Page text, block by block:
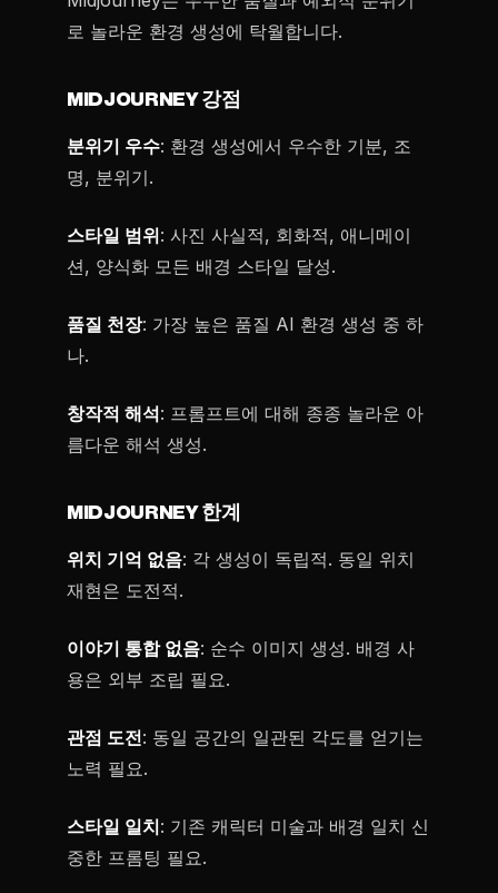
로 놀라운 환경 생성에 탁월합니다.
MIDJOURNEY 강점
분위기 우수: 환경 생성에서 우수한 기분, 조
명, 분위기.
스타일 범위: 사진 사실적, 회화적, 애니메이
션, 양식화 모든 배경 스타일 달성.
품질 천장: 가장 높은 품질 AI 환경 생성 중 하
나.
창작적 해석: 프롬프트에 대해 종종 놀라운 아
름다운 해석 생성.
MIDJOURNEY 한계
위치 기억 없음: 각 생성이 독립적. 동일 위치
재현은 도전적.
이야기 통합 없음: 순수 이미지 생성. 배경 사
용은 외부 조립 필요.
관점 도전: 동일 공간의 일관된 각도를 얻기는
노력 필요.
스타일 일치: 기존 캐릭터 미술과 배경 일치 신
중한 프롬팅 필요.